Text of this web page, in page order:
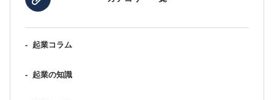
- 起業コラム
- 起業の知識